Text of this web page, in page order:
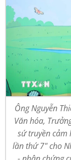
Ông Nguyễn
Văn hóa,
sứ truyền cảm
lần thứ 7" cho